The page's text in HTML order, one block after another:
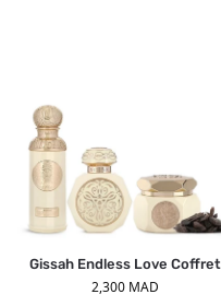
Gissah Endless Love Coffret
2,300 MAD